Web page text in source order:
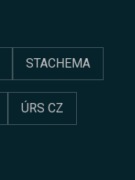
STACHEMA
ÚRS CZ